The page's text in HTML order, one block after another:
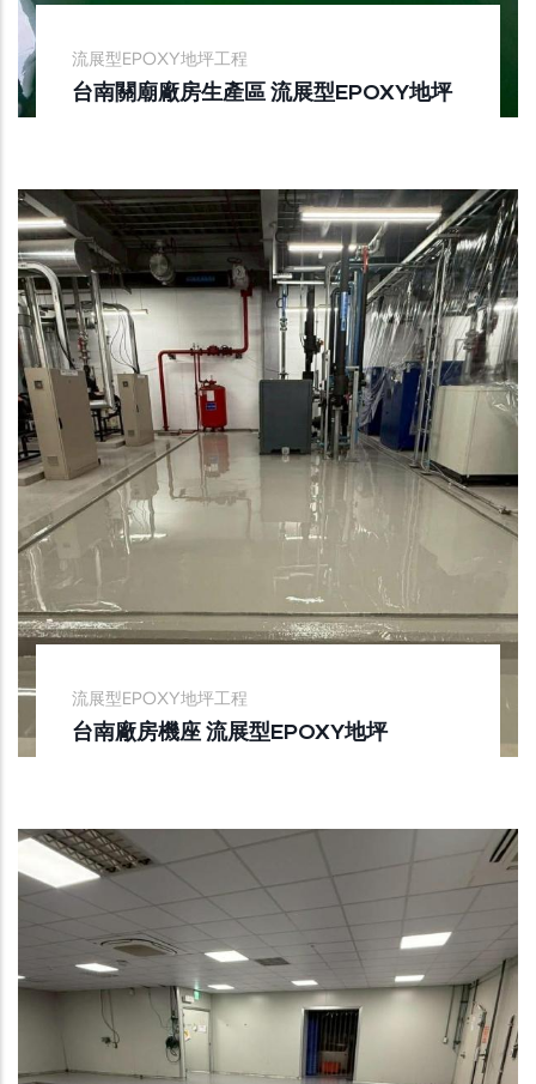
流展型EPOXY地坪工程
台南關廟廠房生產區 流展型EPOXY地坪
流展型EPOXY地坪工程
台南廠房機座 流展型EPOXY地坪